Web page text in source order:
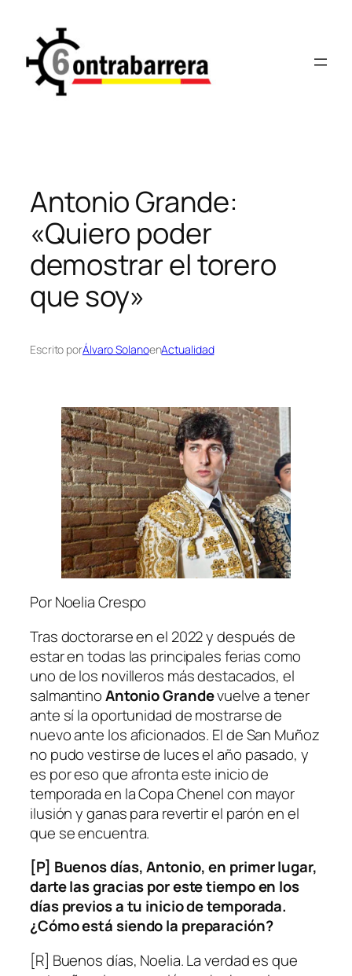
contenido
Antonio Grande:
«Quiero poder
demostrar el torero
que soy»
Escrito porÁlvaro SolanoenActualidad
Por Noelia Crespo
Tras doctorarse en el 2022 y después de
estar en todas las principales ferias como
uno de los novilleros más destacados, el
salmantinoAntonio Grandevuelve a tener
ante sí la oportunidad de mostrarse de
nuevo ante los aficionados. El de San Muñoz
no pudo vestirse de luces el año pasado, y
es por eso que afronta este inicio de
temporada en la Copa Chenel con mayor
ilusión y ganas para revertir el parón en el
que se encuentra.
[P] Buenos días, Antonio, en primer lugar,
darte las gracias por este tiempo en los
días previos a tu inicio de temporada.
¿Cómo está siendo la preparación?
[R] Buenos días, Noelia. La verdad es que